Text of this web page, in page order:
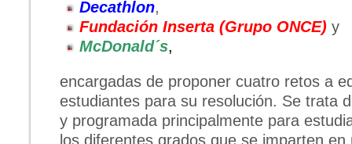
Decathlon,
Fundación Inserta (Grupo ONCE) y
McDonald´s,
encargadas de proponer cuatro retos a
estudiantes para su resolución. Se trata
y programada principalmente para
los diferentes grados que se imparten